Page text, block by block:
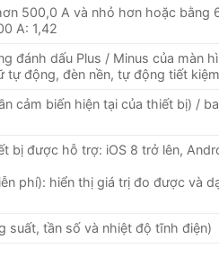
500,0 A và nhỏ hơn hoặc
A: 1,42
đánh dấu Plus / Minus của màn
tự động, đèn nền, tự động tiết
cảm biến hiện tại của thiết bị) /
bị được hỗ trợ: iOS 8 trở lên,
phí): hiển thị giá trị đo được và
suất, tần số và nhiệt độ tĩnh điện)